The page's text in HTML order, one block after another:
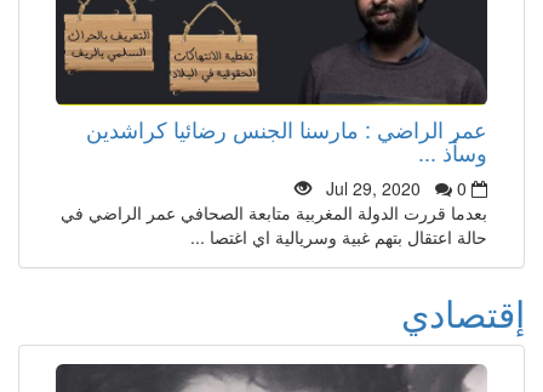
عمر الراضي : مارسنا الجنس رضائيا كراشدين
وسأذ ...
Jul 29, 2020
0
بعدما قررت الدولة المغربية متابعة الصحافي عمر الراضي في
حالة اعتقال بتهم غبية وسريالية اي اغتصا ...
إقتصادي